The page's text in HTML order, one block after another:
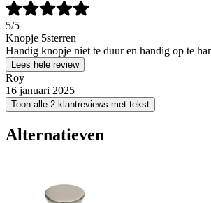
5/5
Knopje 5sterren
Handig knopje niet te duur en handig op te
Lees hele review
Roy
16 januari 2025
Toon alle 2 klantreviews met tekst
Alternatieven